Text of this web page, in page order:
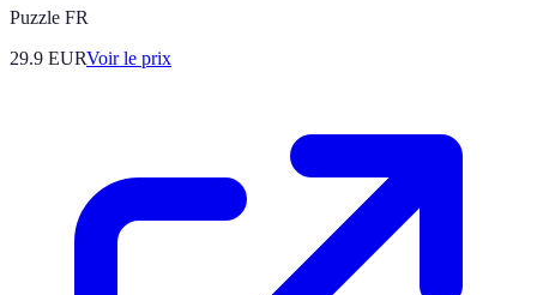
Puzzle FR
29.9 EURVoir le prix